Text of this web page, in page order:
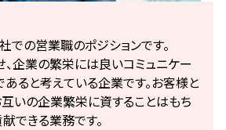
での営業職のポジションです。
、企業の繁栄には良いコミュニケー
ると考えている企業です。お客様と
いの企業繁栄に資することはもち
できる業務です。